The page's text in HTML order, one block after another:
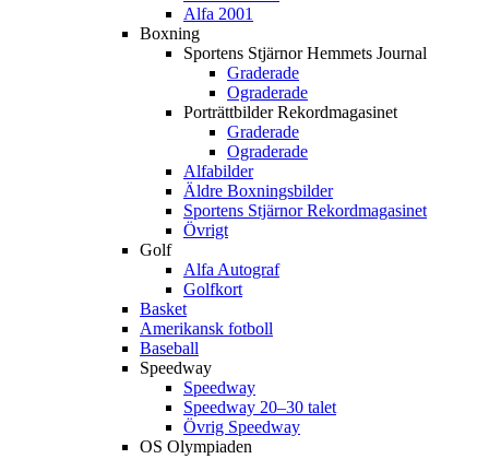
Alfa 2001
Boxning
Sportens Stjärnor Hemmets Journal
Graderade
Ograderade
Porträttbilder Rekordmagasinet
Graderade
Ograderade
Alfabilder
Äldre Boxningsbilder
Sportens Stjärnor Rekordmagasinet
Övrigt
Golf
Alfa Autograf
Golfkort
Basket
Amerikansk fotboll
Baseball
Speedway
Speedway
Speedway 20–30 talet
Övrig Speedway
OS Olympiaden